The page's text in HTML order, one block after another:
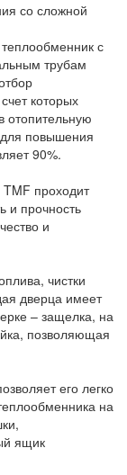
со сложной
с
трубам
которых
отопительную
для повышения
90%.
проходит
и прочность
и
чистки
дверца имеет
– защелка, на
позволяющая
его легко
на
ящик